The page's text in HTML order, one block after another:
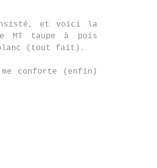
et voici la
MT taupe à pois
(tout fait).
conforte (enfin)